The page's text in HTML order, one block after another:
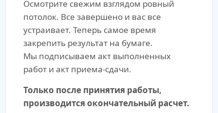
Осмотрите свежим взглядом ровный
потолок. Все завершено и вас все
устраивает. Теперь самое время
закрепить результат на бумаге.
Мы подписываем акт выполненных
работ и акт приема-сдачи.
Только после принятия работы,
производится окончательный расчет.